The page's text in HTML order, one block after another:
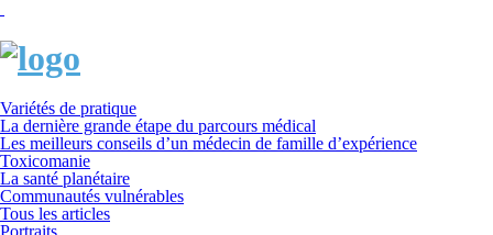
Variétés de pratique
La dernière grande étape du parcours médical
Les meilleurs conseils d’un médecin de famille d’expérience
Toxicomanie
La santé planétaire
Communautés vulnérables
Tous les articles
Portraits